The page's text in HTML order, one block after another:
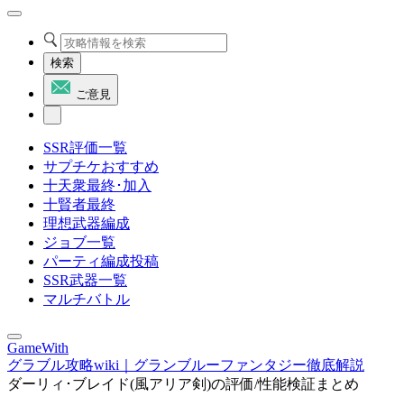
検索
ご意見
SSR評価一覧
サプチケおすすめ
十天衆最終･加入
十賢者最終
理想武器編成
ジョブ一覧
パーティ編成投稿
SSR武器一覧
マルチバトル
GameWith
グラブル攻略wiki｜グランブルーファンタジー徹底解説
ダーリィ･ブレイド(風アリア剣)の評価/性能検証まとめ